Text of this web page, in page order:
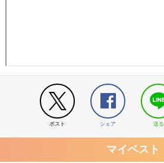
ポスト シェア 送る
マイベスト